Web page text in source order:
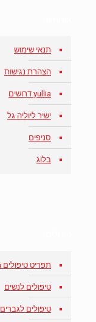
תנאי שימוש
הצהרת נגישות
yullia דרושים
ישיר ליוליה גל
סניפים
בלוג
תפריט טיפולים yullia
טיפולים לנשים
טיפולים לגברים